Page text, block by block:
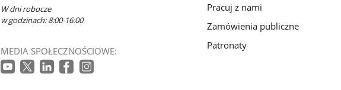
W dni robocze
w godzinach: 8:00-16:00
MEDIA SPOŁECZNOŚCIOWE:
Pracuj z nami
Zamówienia publiczne
Patronaty